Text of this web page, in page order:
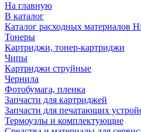
На главную
В каталог
Каталог расходных материалов
Тонеры
Картриджи, тонер-картриджи
Чипы
Картриджи струйные
Чернила
Фотобумага, пленка
Запчасти для картриджей
Запчасти для печатающих
Термоузлы и комплектующие